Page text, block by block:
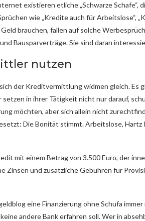
existieren etliche „Schwarze
wie „Kredite auch für Arbeitslose“,
brauchen, fallen auf solche
Bausparverträge. Sie sind daran
nutzen
der Kreditvermittlung widmen gleich. Es
in ihrer Tätigkeit nicht nur darauf,
möchten, aber sich allein nicht
Die Bonität stimmt. Arbeitslose,
mit einem Betrag von 3.500 Euro, der
Zinsen und zusätzliche Gebühren für
eine Finanzierung ohne Schufa
andere Bank erfahren soll. Wer in